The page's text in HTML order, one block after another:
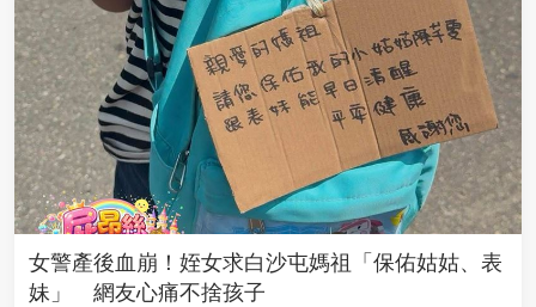
女警產後血崩！姪女求白沙屯媽祖「保佑姑姑、表
妹」 網友心痛不捨孩子